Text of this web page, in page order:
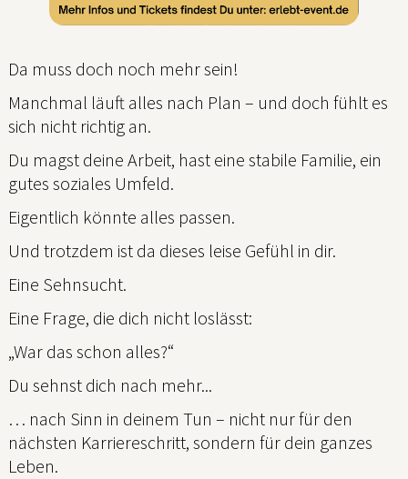
Da muss doch noch mehr sein!
Manchmal läuft alles nach Plan – und doch fühlt es
sich nicht richtig an.
Du magst deine Arbeit, hast eine stabile Familie, ein
gutes soziales Umfeld.
Eigentlich könnte alles passen.
Und trotzdem ist da dieses leise Gefühl in dir.
Eine Sehnsucht.
Eine Frage, die dich nicht loslässt:
„War das schon alles?“
Du sehnst dich nach mehr...
… nach Sinn in deinem Tun – nicht nur für den
nächsten Karriereschritt, sondern für dein ganzes
Leben.